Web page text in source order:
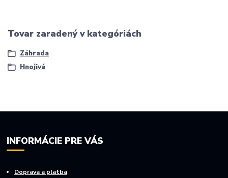
Tovar zaradený v kategóriách
Záhrada
Hnojivá
INFORMÁCIE PRE VÁS
Doprava a platba